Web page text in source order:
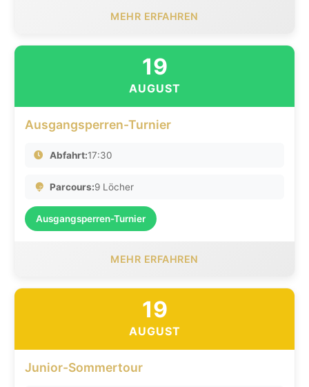
MEHR ERFAHREN
19
AUGUST
Ausgangsperren-Turnier
Abfahrt:17:30
Parcours:9 Löcher
Ausgangsperren-Turnier
MEHR ERFAHREN
19
AUGUST
Junior-Sommertour